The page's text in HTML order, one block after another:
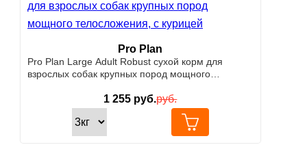
Pro Plan
Pro Plan Large Adult Robust сухой корм для
взрослых собак крупных пород мощного
1 255 руб.руб.